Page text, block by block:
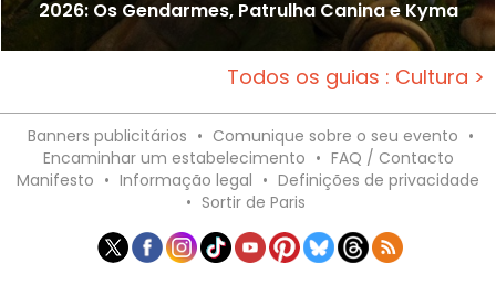
2026: Os Gendarmes, Patrulha Canina e Kyma
Todos os guias : Cultura >
Banners publicitários • Comunique sobre o seu evento •
Encaminhar um estabelecimento • FAQ / Contacto
Manifesto • Informação legal • Definições de privacidade
• Sortir de Paris